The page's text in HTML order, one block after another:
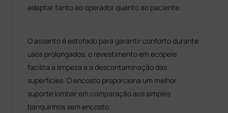
adaptar tanto ao operador quanto ao paciente.
O assento é estofado para garantir conforto durante
usos prolongados; o revestimento em ecopele
facilita a limpeza e a descontaminação das
superfícies. O encosto proporciona um melhor
suporte lombar em comparação aos simples
banquinhos sem encosto.